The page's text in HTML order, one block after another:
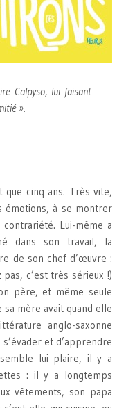
Calpyso, lui faisant
».
que cinq ans. Très vite,
émotions, à se montrer
Lui-même a
dans son travail, la
de son chef d’œuvre :
c’est très sérieux !)
père, et même seule
mère avait quand elle
anglo-saxonne
et d’apprendre
lui plaire, il y a
: il y a longtemps
vêtements, son papa